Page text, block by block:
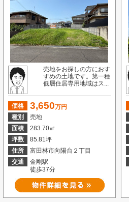
売地をお探しの方におす
すめの土地です。第一種
低層住居専用地域はス...
価格 3,650万円
種別
売地
面積
283.70㎡
坪数
85.81坪
住所
富田林市向陽台２丁目
交通
金剛駅
徒歩37分